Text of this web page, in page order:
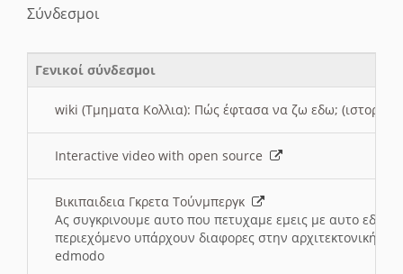
Σύνδεσμοι
Γενικοί σύνδεσμοι
wiki (Τμηματα Κολλια): Πώς έφτασα να ζω εδω; (ιστορια)
Interactive video with open source
Βικιπαιδεια Γκρετα Τούνμπεργκ
Ας συγκρινουμε αυτο που πετυχαμε εμεις με αυτο εδω
περιεχόμενο υπάρχουν διαφορες στην αρχιτεκτονική
edmodo